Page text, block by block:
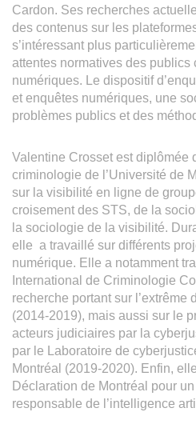
Cardon. Ses recherches
des contenus sur les
s’intéressant plus
attentes normatives des
numériques. Le dispositif
et enquêtes numériques, une
problèmes publics et des
Valentine Crosset est diplômée
criminologie de l’Université de
sur la visibilité en ligne de
croisement des STS, de la
la sociologie de la visibilité.
elle a travaillé sur différents
numérique. Elle a notamment
International de Criminologie
recherche portant sur l’extrême
(2014-2019), mais aussi sur le
acteurs judiciaires par la
par le Laboratoire de
Montréal (2019-2020). Enfin,
Déclaration de Montréal pour
responsable de l’intelligence